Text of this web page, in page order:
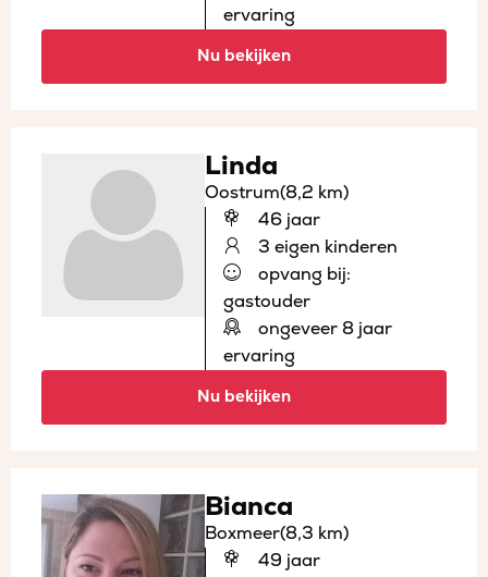
ervaring
Nu bekijken
Linda
Oostrum(8,2 km)
46 jaar
3 eigen kinderen
opvang bij:
gastouder
ongeveer 8 jaar
ervaring
Nu bekijken
Bianca
Boxmeer(8,3 km)
49 jaar